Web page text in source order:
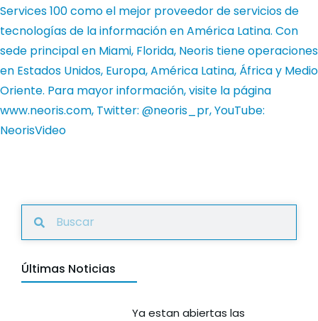
Services 100 como el mejor proveedor de servicios de
tecnologías de la información en América Latina. Con
sede principal en Miami, Florida, Neoris tiene operaciones
en Estados Unidos, Europa, América Latina, África y Medio
Oriente. Para mayor información, visite la página
www.neoris.com, Twitter: @neoris_pr, YouTube:
NeorisVideo
Últimas Noticias
Ya estan abiertas las